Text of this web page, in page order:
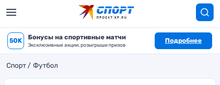
50K Бонусы на спортивные матчи
Эксклюзивные акции, розыгрыши призов
Подробнее
Спорт Футбол